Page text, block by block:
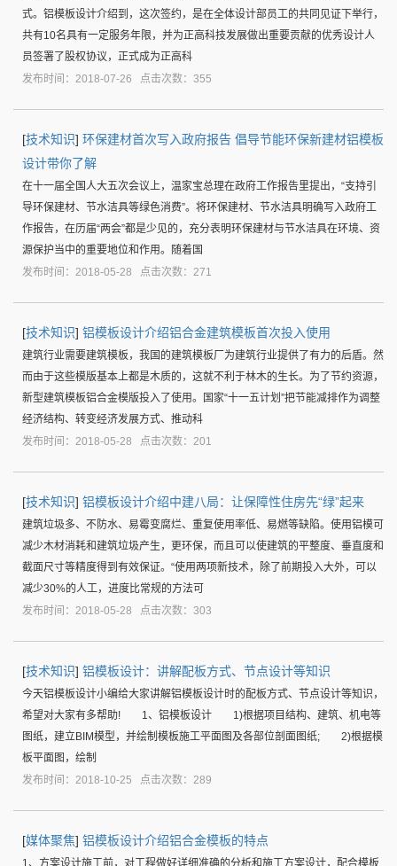
式。铝模板设计介绍到，这次签约，是在全体设计部员工的共同见证下举行，
共有10名具有一定服务年限，并为正高科技发展做出重要贡献的优秀设计人
员签署了股权协议，正式成为正高科
发布时间：2018-07-26 点击次数：355
[技术知识] 环保建材首次写入政府报告 倡导节能环保新建材铝模板
设计带你了解
在十一届全国人大五次会议上，温家宝总理在政府工作报告里提出，“支持引
导环保建材、节水洁具等绿色消费”。将环保建材、节水洁具明确写入政府工
作报告，在历届“两会”都是少见的，充分表明环保建材与节水洁具在环境、资
源保护当中的重要地位和作用。随着国
发布时间：2018-05-28 点击次数：271
[技术知识] 铝模板设计介绍铝合金建筑模板首次投入使用
建筑行业需要建筑模板，我国的建筑模板厂为建筑行业提供了有力的后盾。然
而由于这些模版基本上都是木质的，这就不利于林木的生长。为了节约资源，
新型建筑模板铝合金模版投入了使用。国家“十一五计划”把节能减排作为调整
经济结构、转变经济发展方式、推动科
发布时间：2018-05-28 点击次数：201
[技术知识] 铝模板设计介绍中建八局：让保障性住房先“绿”起来
建筑垃圾多、不防水、易霉变腐烂、重复使用率低、易燃等缺陷。使用铝模可
减少木材消耗和建筑垃圾产生，更环保，而且可以使建筑的平整度、垂直度和
截面尺寸等精度得到有效保证。“使用两项新技术，除了前期投入大外，可以
减少30%的人工，进度比常规的方法可
发布时间：2018-05-28 点击次数：303
[技术知识] 铝模板设计：讲解配板方式、节点设计等知识
今天铝模板设计小编给大家讲解铝模板设计时的配板方式、节点设计等知识，
希望对大家有多帮助! 1、铝模板设计 1)根据项目结构、建筑、机电等
图纸，建立BIM模型，并绘制模板施工平面图及各部位剖面图纸; 2)根据模
板平面图，绘制
发布时间：2018-10-25 点击次数：289
[媒体聚焦] 铝模板设计介绍铝合金模板的特点
1、方案设计施工前，对工程做好详细准确的分析和施工方案设计，配合模板